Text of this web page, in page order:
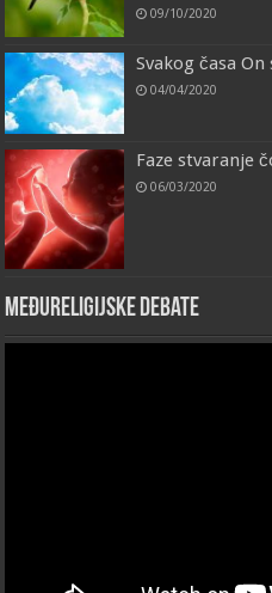
09/10/2020
Svakog časa
04/04/2020
Faze stvaranje
06/03/2020
Međureligijske debate